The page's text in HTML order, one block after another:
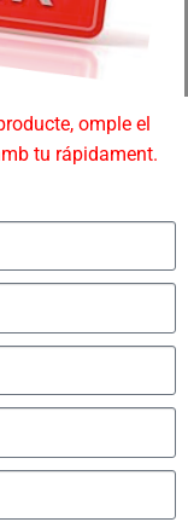
omple el
tu rápidament.